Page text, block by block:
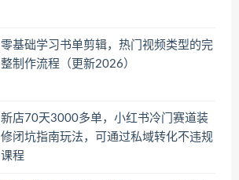
零基础学习书单剪辑，热门视频类型的完
整制作流程（更新2026）
新店70天3000多单，小红书冷门赛道装
修闭坑指南玩法，可通过私域转化不违规
课程